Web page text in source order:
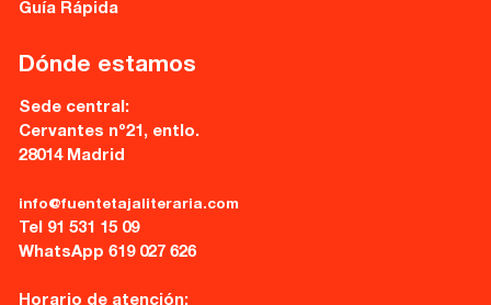
Guía Rápida
Dónde estamos
Sede central:
Cervantes nº21, entlo.
28014 Madrid
info@fuentetajaliteraria.com
Tel 91 531 15 09
WhatsApp 619 027 626
Horario de atención: